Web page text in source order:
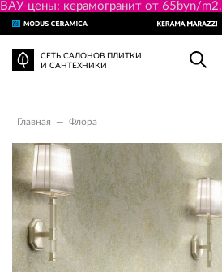
ВАУ-цены: керамогранит от 65byn/m2.
СЕТЬ САЛОНОВ ПЛИТКИ
И САНТЕХНИКИ
Главная — Флора